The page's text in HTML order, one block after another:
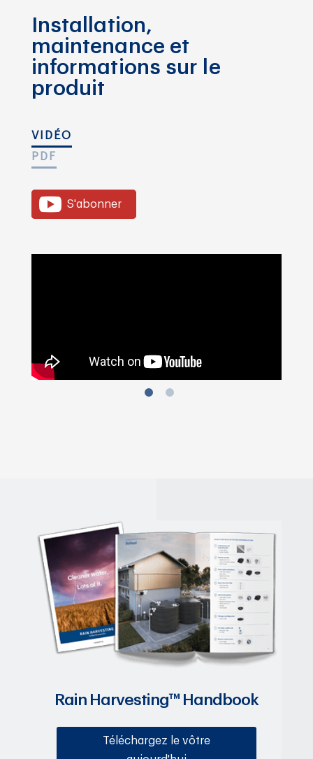
Installation,
maintenance et
informations sur le
produit
VIDÉO
PDF
S'abonner
Rain Harvesting™ Handbook
Téléchargez le vôtre